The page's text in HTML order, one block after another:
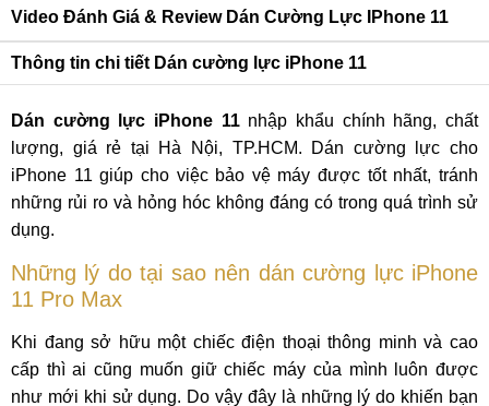
Video Đánh Giá & Review Dán Cường Lực IPhone 11
Thông tin chi tiết Dán cường lực iPhone 11
Dán cường lực iPhone 11 nhập khẩu chính hãng, chất
lượng, giá rẻ tại Hà Nội, TP.HCM. Dán cường lực cho
iPhone 11 giúp cho việc bảo vệ máy được tốt nhất, tránh
những rủi ro và hỏng hóc không đáng có trong quá trình sử
dụng.
Những lý do tại sao nên dán cường lực iPhone
11 Pro Max
Khi đang sở hữu một chiếc điện thoại thông minh và cao
cấp thì ai cũng muốn giữ chiếc máy của mình luôn được
như mới khi sử dụng. Do vậy đây là những lý do khiến bạn